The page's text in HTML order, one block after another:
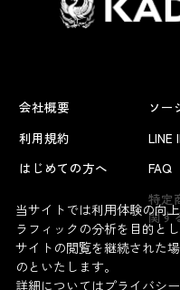
会社概要
利用規約
はじめての方へ
ソー
LINE
FAQ
特定
関す
当サイトでは利用体験の向
ラフィックの分析を目的と
サイトの閲覧を継続された
のといたします。
詳細についてはプライバシ